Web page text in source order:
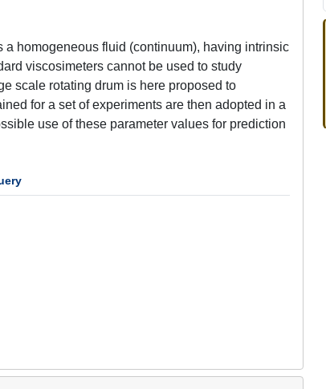
homogeneous fluid (continuum), having intrinsic
viscosimeters cannot be used to study
scale rotating drum is here proposed to
for a set of experiments are then adopted in a
use of these parameter values for prediction